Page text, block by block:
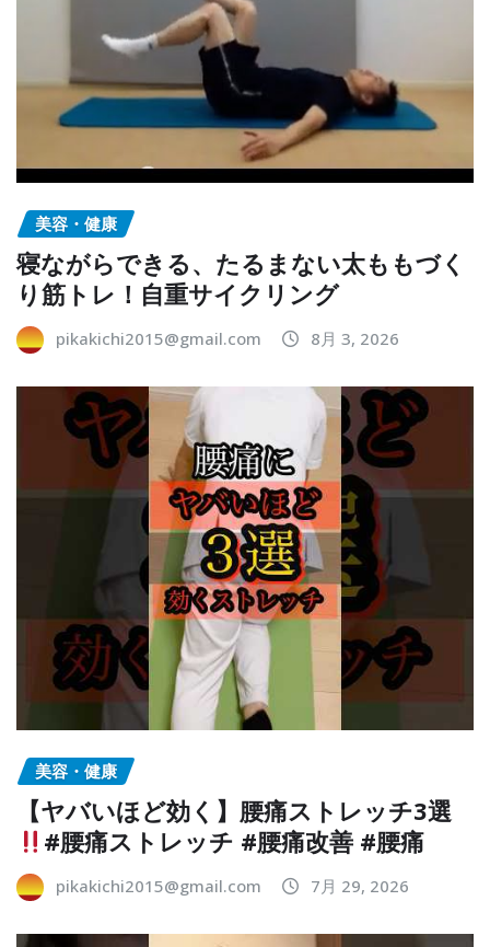
美容・健康
寝ながらできる、たるまない太ももづく
り筋トレ！自重サイクリング
pikakichi2015@gmail.com 8月 3, 2026
美容・健康
【ヤバいほど効く】腰痛ストレッチ3選
#腰痛ストレッチ #腰痛改善 #腰痛
pikakichi2015@gmail.com 7月 29, 2026